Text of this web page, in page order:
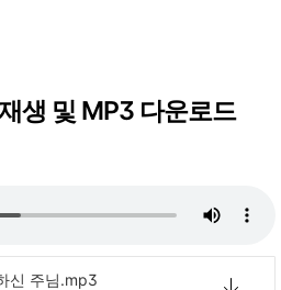
생 및 MP3 다운로드
신 주님.mp3